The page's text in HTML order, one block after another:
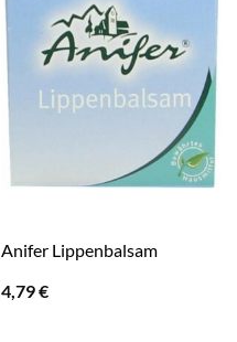
Anifer Lippenbalsam
4,79€